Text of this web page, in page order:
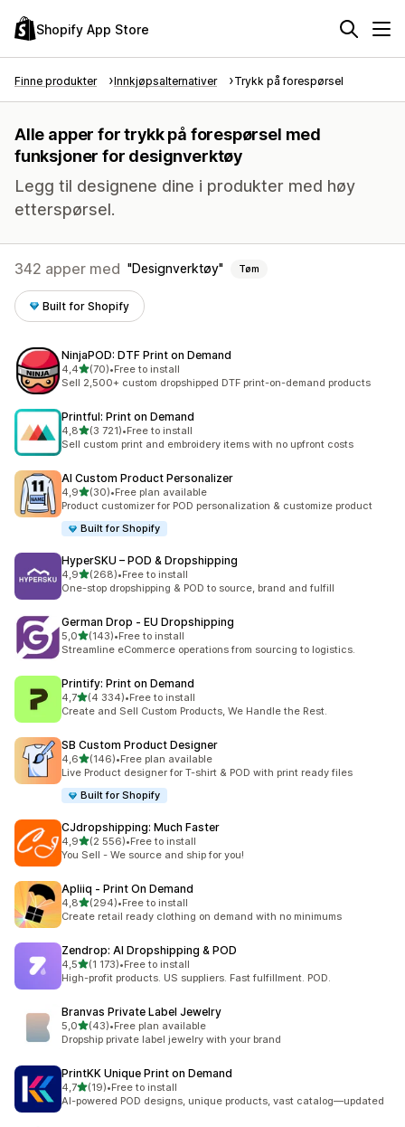
Shopify App Store
Finne produkter Innkjøpsalternativer Trykk på forespørsel
Alle apper for trykk på forespørsel med
funksjoner for designverktøy
Legg til designene dine i produkter med høy
etterspørsel.
342 apper med Designverktøy Tøm
Built for Shopify
NinjaPOD: DTF Print on Demand
4,4av 5 stjerner
(70)
Totalt 70 omtaler
•Free to install
Sell 2,500+ custom dropshipped DTF print-on-demand products
Printful: Print on Demand
4,8av 5 stjerner
(3 721)
Totalt 3721 omtaler
•Free to install
Sell custom print and embroidery items with no upfront costs
AI Custom Product Personalizer
4,9av 5 stjerner
(30)
Totalt 30 omtaler
•Free plan available
Product customizer for POD personalization & customize product
Built for Shopify
HyperSKU – POD & Dropshipping
4,9av 5 stjerner
(268)
Totalt 268 omtaler
•Free to install
One-stop dropshipping & POD to source, brand and fulfill
German Drop ‑ EU Dropshipping
5,0av 5 stjerner
(143)
Totalt 143 omtaler
•Free to install
Streamline eCommerce operations from sourcing to logistics.
Printify: Print on Demand
4,7av 5 stjerner
(4 334)
Totalt 4334 omtaler
•Free to install
Create and Sell Custom Products, We Handle the Rest.
SB Custom Product Designer
4,6av 5 stjerner
(146)
Totalt 146 omtaler
•Free plan available
Live Product designer for T-shirt & POD with print ready files
Built for Shopify
CJdropshipping: Much Faster
4,9av 5 stjerner
(2 556)
Totalt 2556 omtaler
•Free to install
You Sell - We source and ship for you!
Apliiq ‑ Print On Demand
4,8av 5 stjerner
(294)
Totalt 294 omtaler
•Free to install
Create retail ready clothing on demand with no minimums
Zendrop: AI Dropshipping & POD
4,5av 5 stjerner
(1 173)
Totalt 1173 omtaler
•Free to install
High-profit products. US suppliers. Fast fulfillment. POD.
Branvas Private Label Jewelry
5,0av 5 stjerner
(43)
Totalt 43 omtaler
•Free plan available
Dropship private label jewelry with your brand
PrintKK Unique Print on Demand
4,7av 5 stjerner
(19)
Totalt 19 omtaler
•Free to install
AI-powered POD designs, unique products, vast catalog—updated